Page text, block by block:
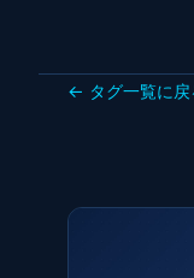
← タグ一覧に戻